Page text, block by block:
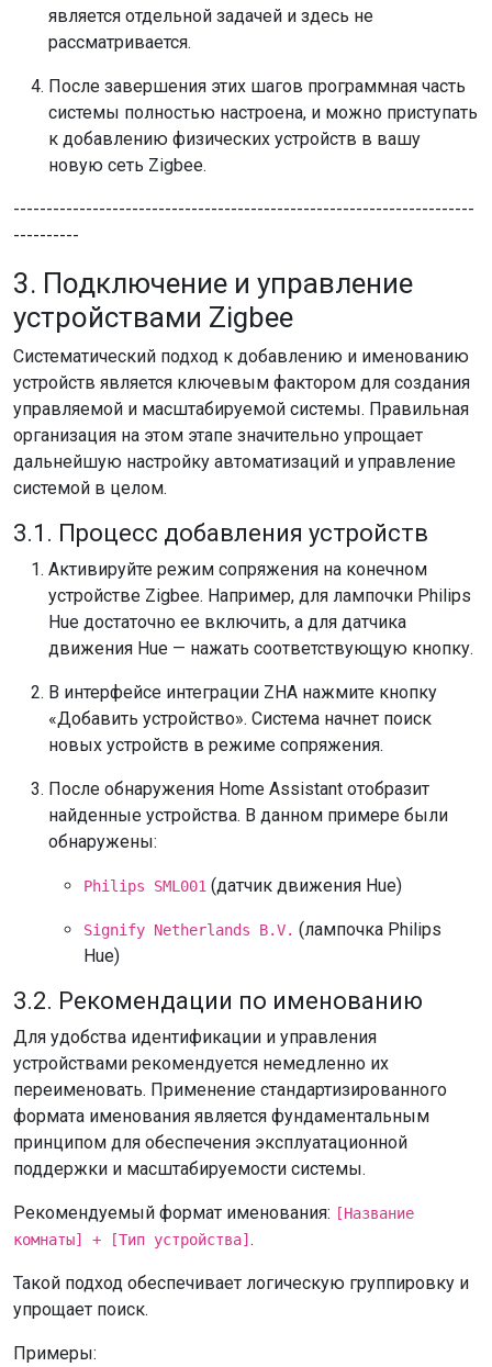
является отдельной задачей и здесь не
рассматривается.
После завершения этих шагов программная часть
системы полностью настроена, и можно приступать
к добавлению физических устройств в вашу
новую сеть Zigbee.
----------------------------------------------------------------------
----------
3. Подключение и управление
устройствами Zigbee
Систематический подход к добавлению и именованию
устройств является ключевым фактором для создания
управляемой и масштабируемой системы. Правильная
организация на этом этапе значительно упрощает
дальнейшую настройку автоматизаций и управление
системой в целом.
3.1. Процесс добавления устройств
Активируйте режим сопряжения на конечном
устройстве Zigbee. Например, для лампочки Philips
Hue достаточно ее включить, а для датчика
движения Hue — нажать соответствующую кнопку.
В интерфейсе интеграции ZHA нажмите кнопку
«Добавить устройство». Система начнет поиск
новых устройств в режиме сопряжения.
После обнаружения Home Assistant отобразит
найденные устройства. В данном примере были
обнаружены:
Philips SML001 (датчик движения Hue)
Signify Netherlands B.V. (лампочка Philips
Hue)
3.2. Рекомендации по именованию
Для удобства идентификации и управления
устройствами рекомендуется немедленно их
переименовать. Применение стандартизированного
формата именования является фундаментальным
принципом для обеспечения эксплуатационной
поддержки и масштабируемости системы.
Рекомендуемый формат именования: [Название
комнаты] + [Тип устройства] .
Такой подход обеспечивает логическую группировку и
упрощает поиск.
Примеры: